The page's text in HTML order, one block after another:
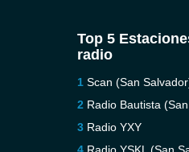
Top 5
radio
Scan (San
Radio Bautista
Radio YXY